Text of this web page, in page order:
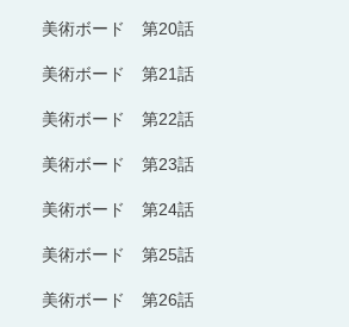
美術ボード 第20話
美術ボード 第21話
美術ボード 第22話
美術ボード 第23話
美術ボード 第24話
美術ボード 第25話
美術ボード 第26話